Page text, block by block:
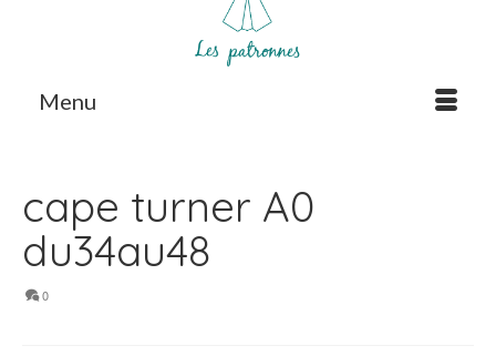
Menu
cape turner A0
du34au48
0